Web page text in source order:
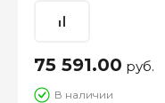
75 591.00 руб.
В наличии